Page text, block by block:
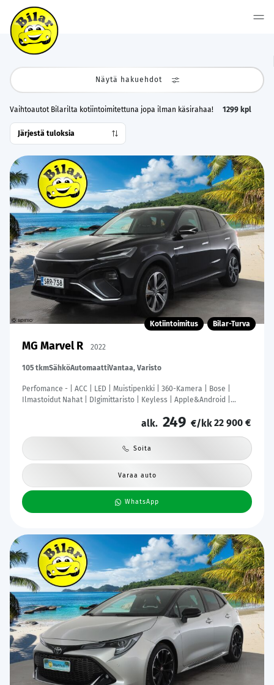
Näytä hakuehdot
Vaihtoautot Bilarilta kotiintoimitettuna jopa ilman käsirahaa! 1299 kpl
Kotiintoimitus Bilar-Turva
MG Marvel R 2022
105 tkmSähköAutomaattiVantaa, Varisto
Perfomance - | ACC | LED | Muistipenkki | 360-Kamera | Bose |
Ilmastoidut Nahat | DIgimittaristo | Keyless | Apple&Android |
alk. 249 €/kk22 900 €
Soita
Varaa auto
WhatsApp